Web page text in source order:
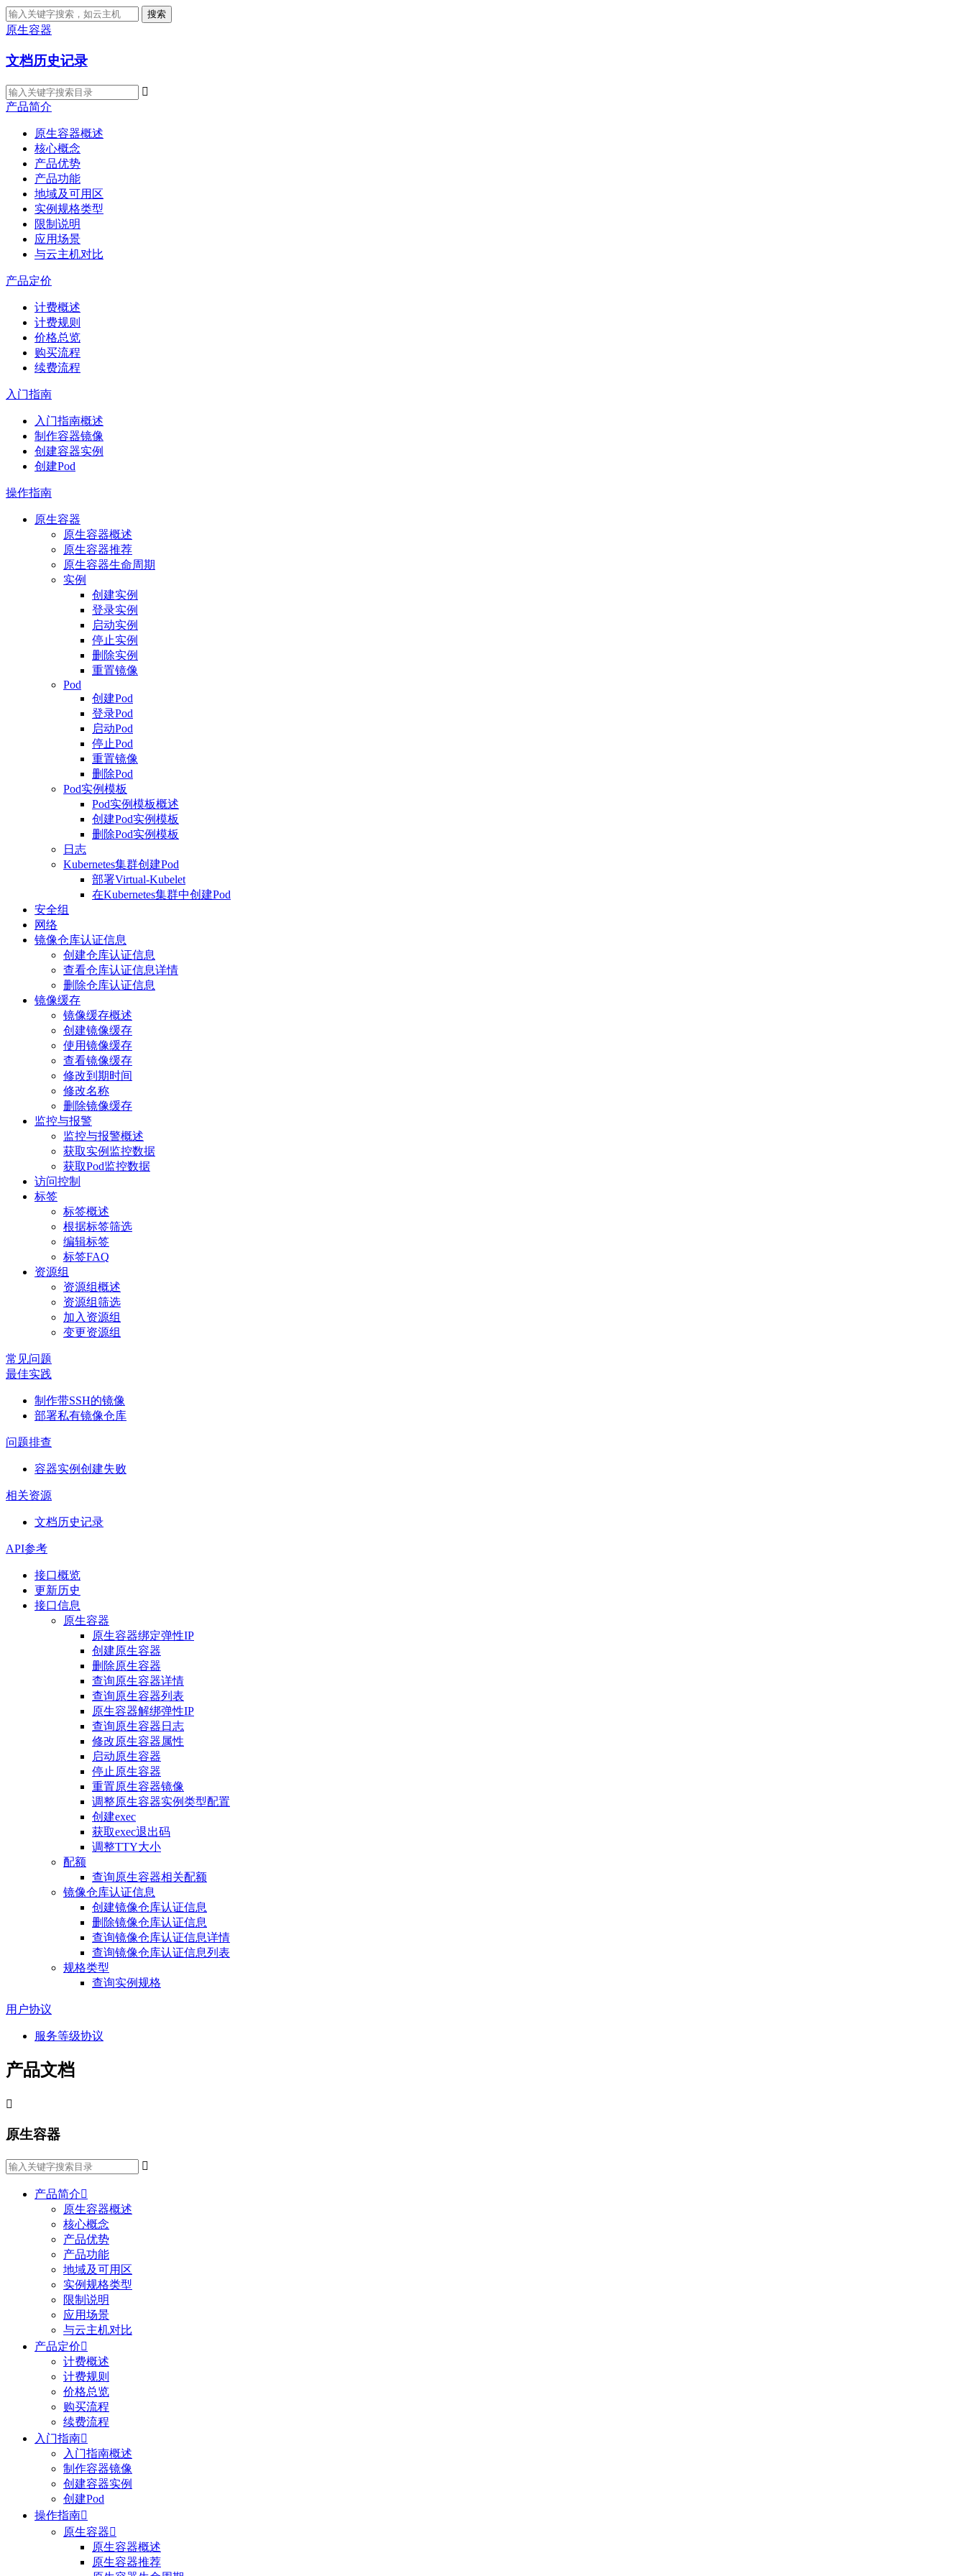
搜索
原生容器
文档历史记录

产品简介
原生容器概述
核心概念
产品优势
产品功能
地域及可用区
实例规格类型
限制说明
应用场景
与云主机对比
产品定价
计费概述
计费规则
价格总览
购买流程
续费流程
入门指南
入门指南概述
制作容器镜像
创建容器实例
创建Pod
操作指南
原生容器
原生容器概述
原生容器推荐
原生容器生命周期
实例
创建实例
登录实例
启动实例
停止实例
删除实例
重置镜像
Pod
创建Pod
登录Pod
启动Pod
停止Pod
重置镜像
删除Pod
Pod实例模板
Pod实例模板概述
创建Pod实例模板
删除Pod实例模板
日志
Kubernetes集群创建Pod
部署Virtual-Kubelet
在Kubernetes集群中创建Pod
安全组
网络
镜像仓库认证信息
创建仓库认证信息
查看仓库认证信息详情
删除仓库认证信息
镜像缓存
镜像缓存概述
创建镜像缓存
使用镜像缓存
查看镜像缓存
修改到期时间
修改名称
删除镜像缓存
监控与报警
监控与报警概述
获取实例监控数据
获取Pod监控数据
访问控制
标签
标签概述
根据标签筛选
编辑标签
标签FAQ
资源组
资源组概述
资源组筛选
加入资源组
变更资源组
常见问题
最佳实践
制作带SSH的镜像
部署私有镜像仓库
问题排查
容器实例创建失败
相关资源
文档历史记录
API参考
接口概览
更新历史
接口信息
原生容器
原生容器绑定弹性IP
创建原生容器
删除原生容器
查询原生容器详情
查询原生容器列表
原生容器解绑弹性IP
查询原生容器日志
修改原生容器属性
启动原生容器
停止原生容器
重置原生容器镜像
调整原生容器实例类型配置
创建exec
获取exec退出码
调整TTY大小
配额
查询原生容器相关配额
镜像仓库认证信息
创建镜像仓库认证信息
删除镜像仓库认证信息
查询镜像仓库认证信息详情
查询镜像仓库认证信息列表
规格类型
查询实例规格
用户协议
服务等级协议
产品文档

原生容器

产品简介
原生容器概述
核心概念
产品优势
产品功能
地域及可用区
实例规格类型
限制说明
应用场景
与云主机对比
产品定价
计费概述
计费规则
价格总览
购买流程
续费流程
入门指南
入门指南概述
制作容器镜像
创建容器实例
创建Pod
操作指南
原生容器
原生容器概述
原生容器推荐